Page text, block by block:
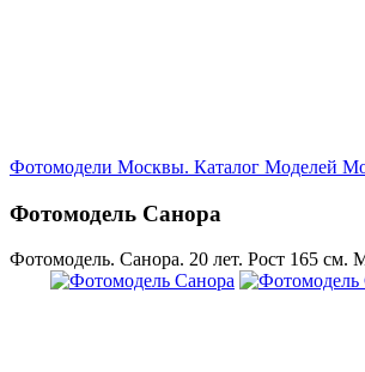
Фотомодели Москвы. Каталог Моделей
Фотомодель Санора
Фотомодель. Санора. 20 лет. Рост 165 см.